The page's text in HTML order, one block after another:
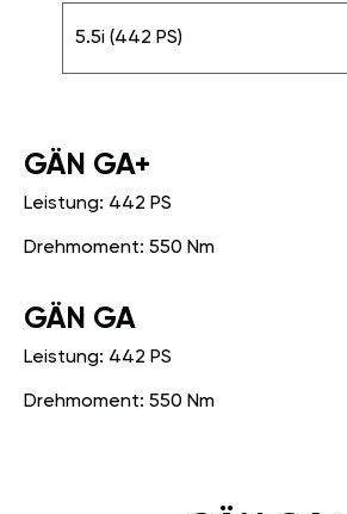
5.5i (442 PS)
GÄN GA+
Leistung: 442 PS
Drehmoment: 550 Nm
GÄN GA
Leistung: 442 PS
Drehmoment: 550 Nm